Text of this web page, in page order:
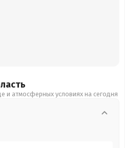
и атмосферных условиях на сегодня